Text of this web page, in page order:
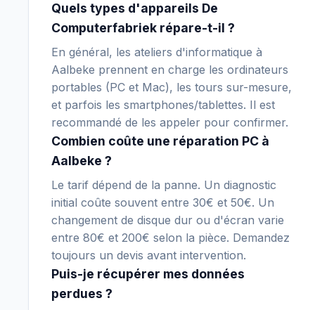
Quels types d'appareils De
Computerfabriek répare-t-il ?
En général, les ateliers d'informatique à
Aalbeke prennent en charge les ordinateurs
portables (PC et Mac), les tours sur-mesure,
et parfois les smartphones/tablettes. Il est
recommandé de les appeler pour confirmer.
Combien coûte une réparation PC à
Aalbeke ?
Le tarif dépend de la panne. Un diagnostic
initial coûte souvent entre 30€ et 50€. Un
changement de disque dur ou d'écran varie
entre 80€ et 200€ selon la pièce. Demandez
toujours un devis avant intervention.
Puis-je récupérer mes données
perdues ?